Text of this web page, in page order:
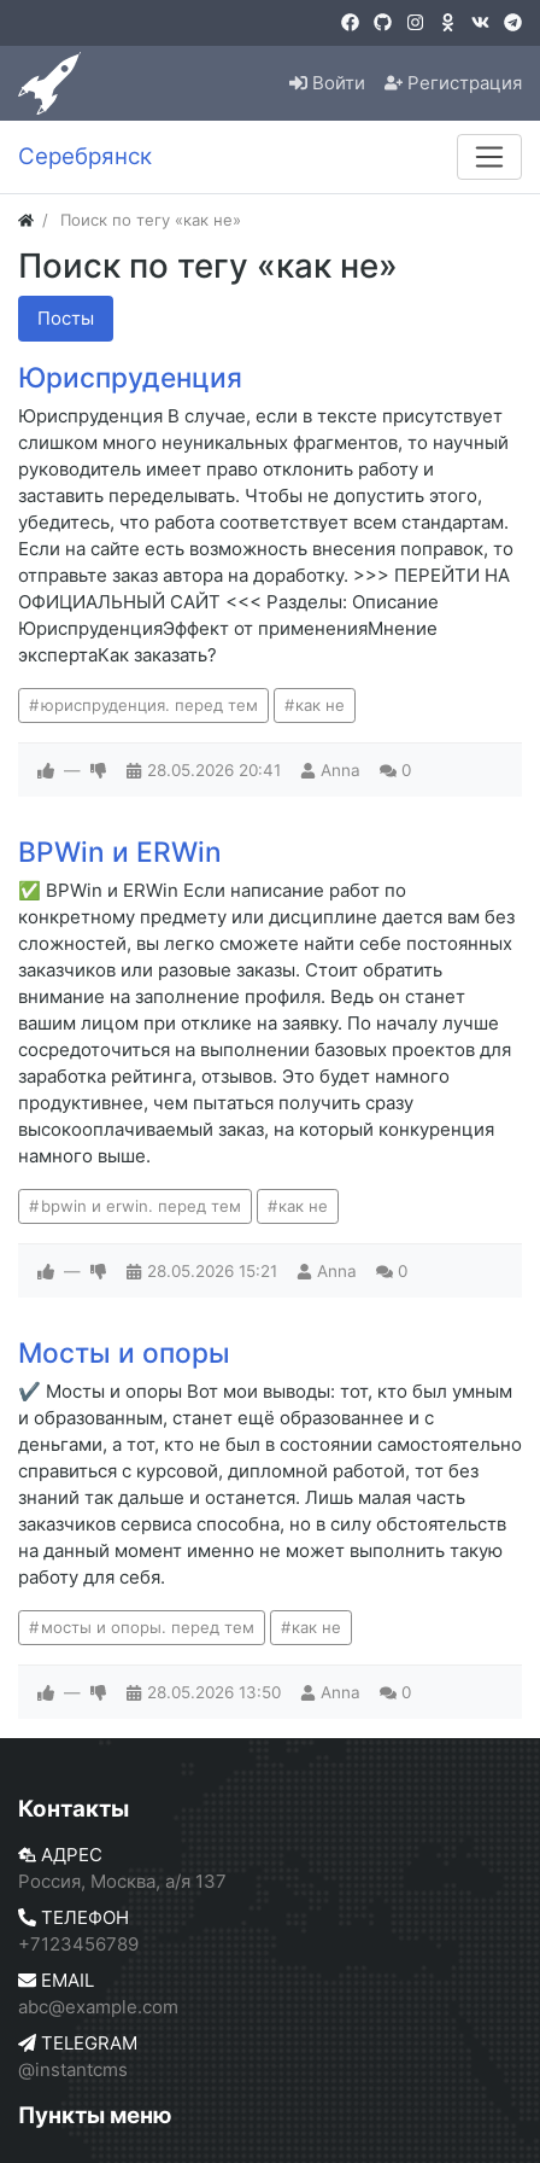
Войти Регистрация
Серебрянск
Поиск по тегу «как не»
Поиск по тегу «как не»
Посты
Юриспруденция
Юриспруденция В случае, если в тексте присутствует
слишком много неуникальных фрагментов, то научный
руководитель имеет право отклонить работу и
заставить переделывать. Чтобы не допустить этого,
убедитесь, что работа соответствует всем стандартам.
Если на сайте есть возможность внесения поправок, то
отправьте заказ автора на доработку. >>> ПЕРЕЙТИ НА
ОФИЦИАЛЬНЫЙ САЙТ <<< Разделы: Описание
ЮриспруденцияЭффект от примененияМнение
экспертаКак заказать?
юриспруденция. перед тем как не
— 28.05.2026 20:41 Anna 0
BPWin и ERWin
✅ BPWin и ERWin Если написание работ по
конкретному предмету или дисциплине дается вам без
сложностей, вы легко сможете найти себе постоянных
заказчиков или разовые заказы. Стоит обратить
внимание на заполнение профиля. Ведь он станет
вашим лицом при отклике на заявку. По началу лучше
сосредоточиться на выполнении базовых проектов для
заработка рейтинга, отзывов. Это будет намного
продуктивнее, чем пытаться получить сразу
высокооплачиваемый заказ, на который конкуренция
намного выше.
bpwin и erwin. перед тем как не
— 28.05.2026 15:21 Anna 0
Мосты и опоры
✔ Мосты и опоры Вот мои выводы: тот, кто был умным
и образованным, станет ещё образованнее и с
деньгами, а тот, кто не был в состоянии самостоятельно
справиться с курсовой, дипломной работой, тот без
знаний так дальше и останется. Лишь малая часть
заказчиков сервиса способна, но в силу обстоятельств
на данный момент именно не может выполнить такую
работу для себя.
мосты и опоры. перед тем как не
— 28.05.2026 13:50 Anna 0
Контакты
АДРЕС
Россия, Москва, а/я 137
ТЕЛЕФОН
+7123456789
EMAIL
abc@example.com
TELEGRAM
@instantcms
Пункты меню